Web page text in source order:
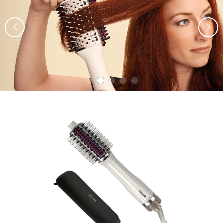
вториот ден, фиксирање на косата по
спиење, отстранување на траги од ленти за
коса и многу повеќе.
Загреан чешел за измазнување
Вградениот чешел со керамички плочки
нежно ја измазнува и полира сувата коса на
пониски температури од класичните преси
за коса*. Дизајниран е за максимизирање на
Лесен за употреба
Лесно контролирајте ја температурата со
едноставно вртење и брзо префрлете се од
режим на влажна коса на режим на сува
Вклучена е торбичка отпорна на топлина
Без разлика дали патувате на одмор, се
подготвувате за посебна пригода или